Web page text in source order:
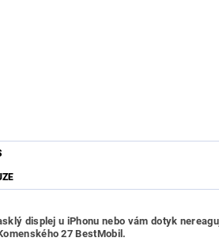
displej u iPhonu nebo vám dotyk
27 BestMobil.